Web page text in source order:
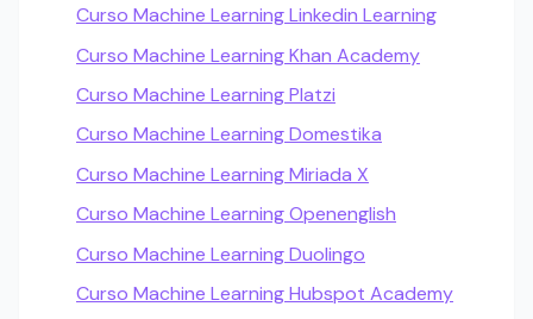
Curso Machine Learning Linkedin Learning
Curso Machine Learning Khan Academy
Curso Machine Learning Platzi
Curso Machine Learning Domestika
Curso Machine Learning Miriada X
Curso Machine Learning Openenglish
Curso Machine Learning Duolingo
Curso Machine Learning Hubspot Academy